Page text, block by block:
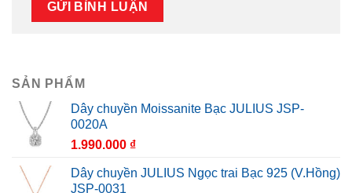
SẢN PHẨM
Dây chuyền Moissanite Bạc JULIUS JSP-
0020A
1.990.000 ₫
Dây chuyền JULIUS Ngọc trai Bạc 925 (V.Hồng)
JSP-0031